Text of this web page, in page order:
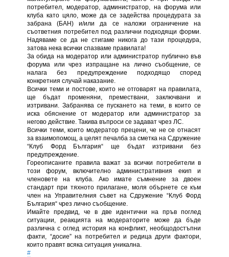
потребител, модератор, администратор, на форума или
клуба като цяло, може да се задейства процедурата за
забрана (БАН) и/или да се наложи ограничение на
съответния потребител под различни подходящи форми.
Надяваме се да не стигаме никога до тази процедура,
затова нека всички спазваме правилата!
За обида на модератор или администратор публично във
форума или чрез изпращане на лично съобщение, се
налага без предупреждение подходящо според
конкретния случай наказание.
Всички теми и постове, които не отговарят на правилата,
ще бъдат променяни, премествани, заключвани и
изтривани. Забранява се пускането на теми, в които се
иска обяснение от модератор или администратор за
негово действие. Такива въпроси се задават чрез ЛС.
Всички теми, които модератор прецени, че не се отнасят
за взаимопомощ, а целят печалба за сметка на Сдружение
“Клуб Форд България“ ще бъдат изтривани без
предупреждение.
Гореописаните правила важат за всички потребители в
този форум, включително административния екип и
членовете на клуба. Ако имате съмнение за двоен
стандарт при тяхното прилагане, моля обърнете се към
член на Управителния съвет на Сдружение “Клуб Форд
България“ чрез лично съобщение.
Имайте предвид, че в две идентични на пръв поглед
ситуации, реакцията на модераторите може да бъде
различна с оглед история на конфликт, необщодостъпни
факти, “досие” на потребител и редица други фактори,
които правят всяка ситуация уникална.
#